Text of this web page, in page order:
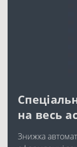
на весь
Знижка